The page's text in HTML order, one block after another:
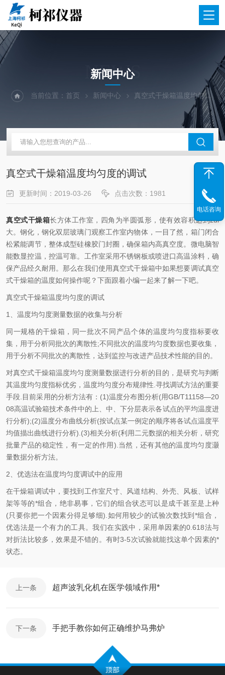
NEWS
新闻中心
当前位置：首页 新闻中心 真空式干燥箱温度均匀度的调试
真空式干燥箱温度均匀度的调试
更新时间：2019-03-26 点击次数：1981
真空式干燥箱长方体工作室，四角为半圆弧形，使有效容积达到zui
大。钢化，钢化双层玻璃门观察工作室内物体，一目了然，箱门闭合
松紧能调节，整体成型硅橡胶门封圈，确保箱内高真空度。微电脑智
能数显控温，控温可靠。工作室采用不锈钢板或喷进口高温涂料，确
保产品经久耐用。那么在我们使用真空式干燥箱中如果想要调试真空
式干燥箱的温度如何操作呢？下面跟着小编一起来了解一下吧。
真空式干燥箱温度均匀度的调试
1、温度均匀度测量数据的收集与分析
同一规格的干燥箱，同一批次不同产品个体的温度均匀度指标要收
集，用于分析同批次的离散性;不同批次的温度均匀度数据也要收集，
用于分析不同批次的离散性，达到监控与改进产品技术性能的目的。
对真空式干燥箱温度均匀度测量数据进行分析的目的，是研究与判断
其温度均匀度指标优劣，温度均匀度分布规律性.寻找调试方法的重要
手段.目前采用的分析方法有：(1)温度分布图分析(用GB/T11158—20
08高温试验箱技术条件中的上、中、下分层表示各试点的平均温度进
行分析);(2)温度分布曲线分析(按试点某一例定的顺序将各试点温度平
均值描出曲线进行分析).(3)相关分析(利用二元数据的相关分析，研究
批量产品的稳定性，有一定的作用).当然，还有其他的温度均匀度灏
量数据分析方法。
2、优选法在温度均匀度调试中的应用
在干燥箱调试中，要找到工作室尺寸、风道结构、外壳、风板、试样
架等等的*组合，绝非易事，它们的组合状态可以是成千甚至是上种
(只要你把一个因素分得足够细).如何用较少的试验次数找到*组合，
优选法是一个有力的工具。我们在实践中，采用单因素的0.618法与
对折法比较多，效果是不错的。有时3-5次试验就能找这单个因素的*
状态。
上一条 超声波乳化机在医学领域作用*
下一条 手把手教你如何正确维护马弗炉
电话咨询